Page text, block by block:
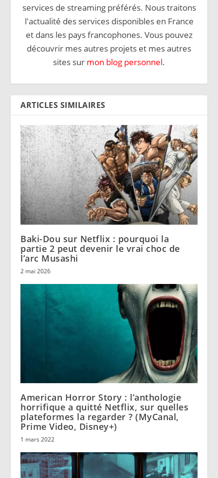
services de streaming préférés. Nous traitons
l'actualité des services disponibles en France
et dans les pays francophones. Vous pouvez
découvrir mes autres projets et mes autres
sites sur mon blog personnel.
ARTICLES SIMILAIRES
Baki-Dou sur Netflix : pourquoi la
partie 2 peut devenir le vrai choc de
l’arc Musashi
2 mai 2026
American Horror Story : l’anthologie
horrifique a quitté Netflix, sur quelles
plateformes la regarder ? (MyCanal,
Prime Video, Disney+)
1 mars 2022